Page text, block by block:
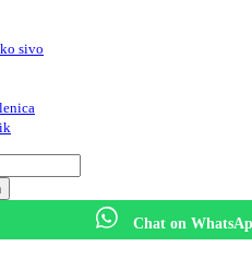
sivo
Chat on